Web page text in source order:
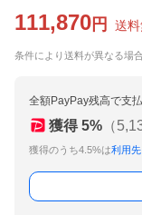
111,870 円 送
条件により送料が異なる場
全額PayPay残高で支
獲得 5% （
獲得のうち4.5%は利用